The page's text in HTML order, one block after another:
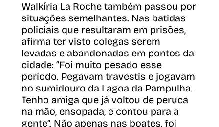
Walkíria La Roche também passou por
situações semelhantes. Nas batidas
policiais que resultaram em prisões,
afirma ter visto colegas serem
levadas e abandonadas em pontos da
cidade: “Foi muito pesado esse
período. Pegavam travestis e jogavam
no sumidouro da Lagoa da Pampulha.
Tenho amiga que já voltou de peruca
na mão, ensopada, e contou para a
gente”. Não apenas nas boates, foi